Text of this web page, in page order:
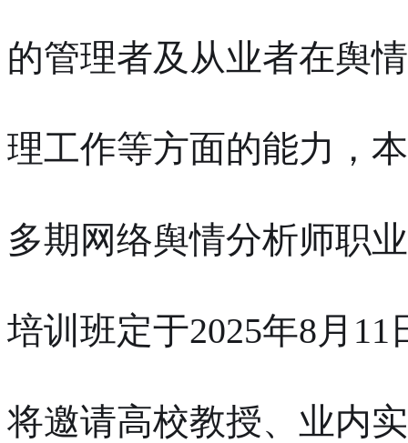
的管理者及从业者在舆
理工作等方面的能力，
多期网络舆情分析师职
培训班定于2025年8月
将邀请高校教授、业内